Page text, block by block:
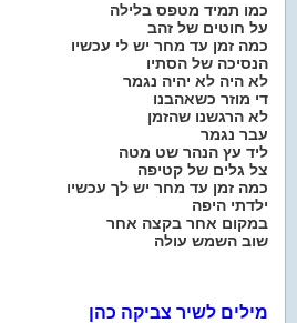
כמו תמיד מטפס בלילה
על חוטים של זהב
כמה זמן עד מחר יש לי עכשיו
הנסיכה של הסתיו
לא היה לא יהיה נגמר
די מוזר כשאהבנו
לא הרגשנו שהזמן
עבר נגמר
ליד עץ הנהר שט מטה
צל גלים של קטיפה
כמה זמן עד מחר יש לך עכשיו
ילדתי היפה
במקום אחר בקצה אחר
שוב השמש עולה
מילים לשיר צביקה כהן